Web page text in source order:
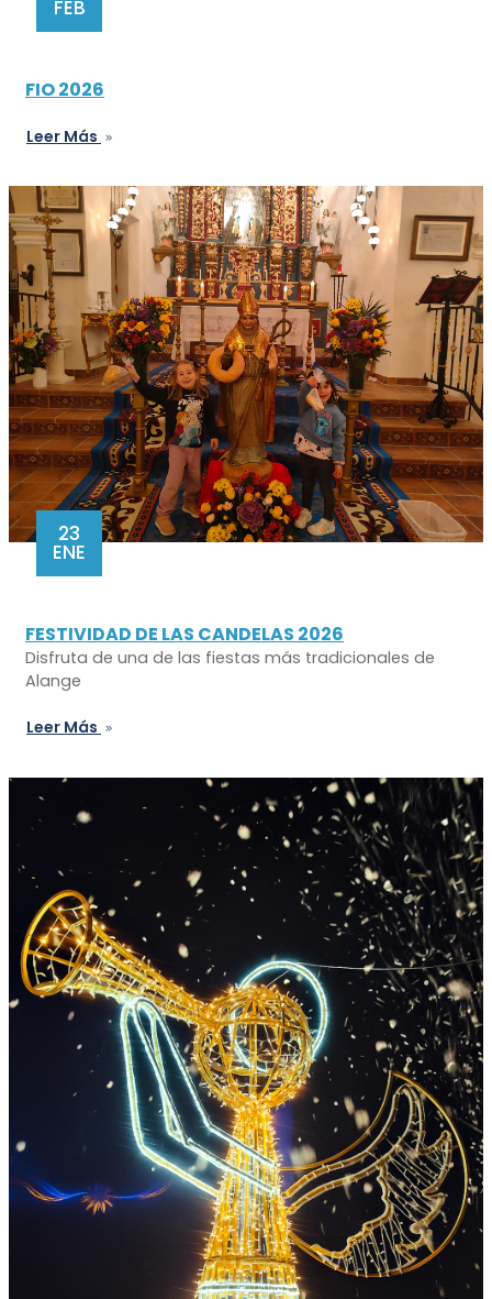
FEB
FIO 2026
Leer Más
23
ENE
FESTIVIDAD DE LAS CANDELAS 2026
Disfruta de una de las fiestas más tradicionales de
Alange
Leer Más